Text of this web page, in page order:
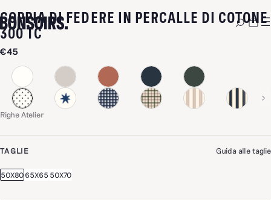
COPPIA DI FEDERE IN PERCALLE DI COTONE
300 TC-RIGHE ATELIER
€45
Righe Atelier
TAGLIE Guida alle taglie
50X80 65X65 50X70